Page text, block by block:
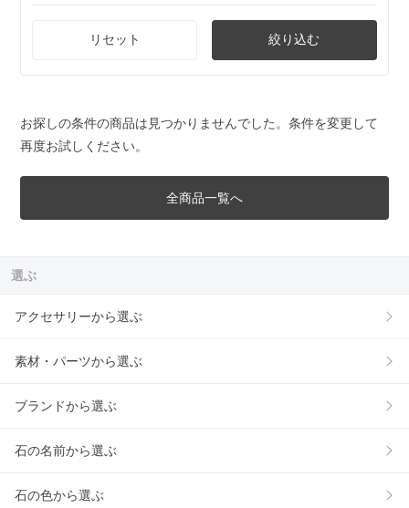
リセット 絞り込む
お探しの条件の商品は見つかりませんでした。条件を変更して
再度お試しください。
全商品一覧へ
選ぶ
アクセサリーから選ぶ
素材・パーツから選ぶ
ブランドから選ぶ
石の名前から選ぶ
石の色から選ぶ